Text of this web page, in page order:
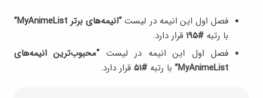
فصل اول این انیمه در لیست“انیمه‌های برتر MyAnimeList”
با رتبه #۱۹۵
قرار دارد.
فصل اول این انیمه در لیست
“محبوب‌ترین انیمه‌‎های
MyAnimeList” با رتبه #۵۱ قرار دارد.